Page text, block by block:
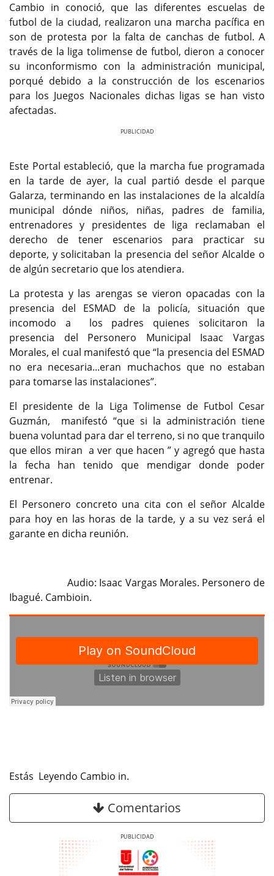
Cambio in conoció, que las diferentes escuelas de
futbol de la ciudad, realizaron una marcha pacífica en
son de protesta por la falta de canchas de futbol. A
través de la liga tolimense de futbol, dieron a conocer
su inconformismo con la administración municipal,
porqué debido a la construcción de los escenarios
para los Juegos Nacionales dichas ligas se han visto
afectadas.
Este Portal estableció, que la marcha fue programada
en la tarde de ayer, la cual partió desde el parque
Galarza, terminando en las instalaciones de la alcaldía
municipal dónde niños, niñas, padres de familia,
entrenadores y presidentes de liga reclamaban el
derecho de tener escenarios para practicar su
deporte, y solicitaban la presencia del señor Alcalde o
de algún secretario que los atendiera.
La protesta y las arengas se vieron opacadas con la
presencia del ESMAD de la policía, situación que
incomodo a los padres quienes solicitaron la
presencia del Personero Municipal Isaac Vargas
Morales, el cual manifestó que “la presencia del ESMAD
no era necesaria...eran muchachos que no estaban
para tomarse las instalaciones”.
El presidente de la Liga Tolimense de Futbol Cesar
Guzmán, manifestó “que si la administración tiene
buena voluntad para dar el terreno, si no que tranquilo
que ellos miran a ver que hacen ” y agregó que hasta
la fecha han tenido que mendigar donde poder
entrenar.
El Personero concreto una cita con el señor Alcalde
para hoy en las horas de la tarde, y a su vez será el
garante en dicha reunión.
Audio: Isaac Vargas Morales. Personero de
Ibagué. Cambioin.
Estás Leyendo Cambio in.
Comentarios